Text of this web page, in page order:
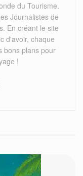
du Tourisme.
Journalistes de
En créant le site
d'avoir, chaque
bons plans pour
!